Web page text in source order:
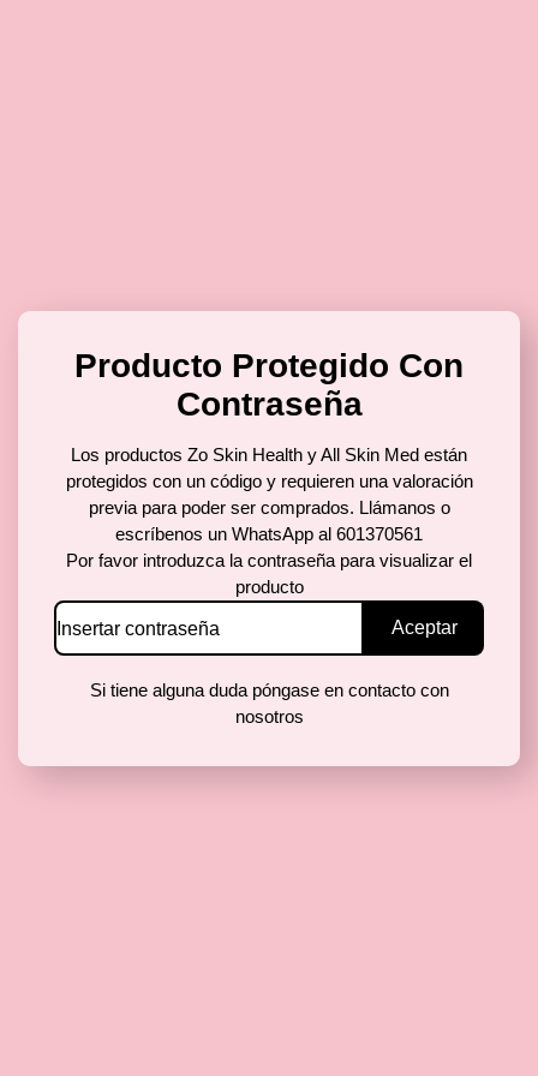
Producto Protegido Con
Contraseña
Los productos Zo Skin Health y All Skin Med están
protegidos con un código y requieren una valoración
previa para poder ser comprados. Llámanos o
escríbenos un WhatsApp al 601370561
Por favor introduzca la contraseña para visualizar el
producto
Si tiene alguna duda póngase en contacto con
nosotros